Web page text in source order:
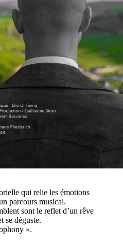
qui relie les émotions
parcours musical.
sont le reflet d’un rêve
se déguste.
».